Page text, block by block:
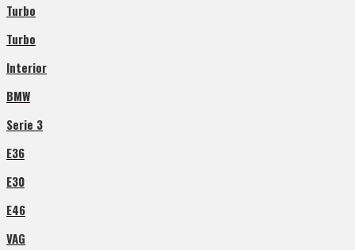
Turbo
Turbo
Interior
BMW
Serie 3
E36
E30
E46
VAG